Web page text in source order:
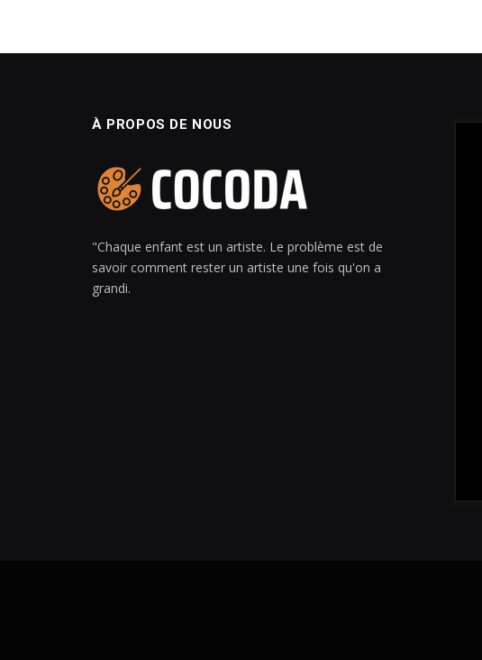
À PROPOS DE NOUS
"Chaque enfant est un artiste. Le problème est de
savoir comment rester un artiste une fois qu'on a
grandi.